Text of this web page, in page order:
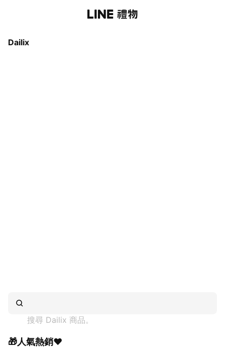
Dailix
搜尋 Dailix 商品。
🎁人氣熱銷❤